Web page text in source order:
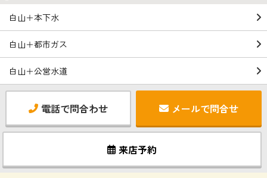
白山＋本下水
白山＋都市ガス
白山＋公営水道
電話で問合わせ メールで問合せ
来店予約